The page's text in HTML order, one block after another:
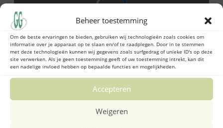
Beheer toestemming
Om de beste ervaringen te bieden, gebruiken wij technologieën zoals cookies om
informatie over je apparaat op te slaan en/of te raadplegen. Door in te stemmen
met deze technologieën kunnen wij gegevens zoals surfgedrag of unieke ID's op deze
site verwerken. Als je geen toestemming geeft of uw toestemming intrekt, kan dit
een nadelige invloed hebben op bepaalde functies en mogelijkheden.
Accepteren
Weigeren